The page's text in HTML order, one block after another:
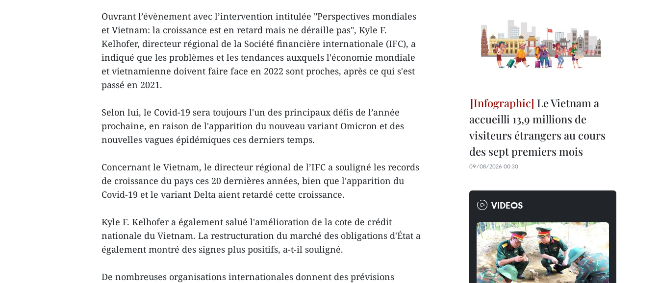
Ouvrant l’évènement avec l’intervention intitulée "Perspectives mondiales
et Vietnam: la croissance est en retard mais ne déraille pas", Kyle F.
Kelhofer, directeur régional de la Société financière internationale (IFC), a
indiqué que les problèmes et les tendances auxquels l'économie mondiale
et vietnamienne doivent faire face en 2022 sont proches, après ce qui s'est
passé en 2021.
Selon lui, le Covid-19 sera toujours l'un des principaux défis de l’année
prochaine, en raison de l'apparition du nouveau variant Omicron et des
nouvelles vagues épidémiques ces derniers temps.
Concernant le Vietnam, le directeur régional de l’IFC a souligné les records
de croissance du pays ces 20 dernières années, bien que l'apparition du
Covid-19 et le variant Delta aient retardé cette croissance.
Kyle F. Kelhofer a également salué l'amélioration de la cote de crédit
nationale du Vietnam. La restructuration du marché des obligations d'État a
également montré des signes plus positifs, a-t-il souligné.
De nombreuses organisations internationales donnent des prévisions
Le Vietnam a
accueilli 13,9 millions de
visiteurs étrangers au cours
des sept premiers mois
09/08/2026 00:30
VIDEOS